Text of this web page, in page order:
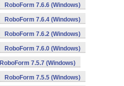
RoboForm 7.6.6 (Windows)
RoboForm 7.6.4 (Windows)
RoboForm 7.6.2 (Windows)
RoboForm 7.6.0 (Windows)
RoboForm 7.5.7 (Windows)
RoboForm 7.5.5 (Windows)